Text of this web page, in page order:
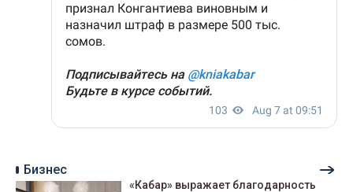
Бизнес
«Кабар» выражает благодарность